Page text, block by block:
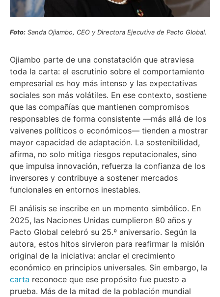
Foto: Sanda Ojiambo, CEO y Directora Ejecutiva de Pacto Global.
Ojiambo parte de una constatación que atraviesa
toda la carta: el escrutinio sobre el comportamiento
empresarial es hoy más intenso y las expectativas
sociales son más volátiles. En ese contexto, sostiene
que las compañías que mantienen compromisos
responsables de forma consistente —más allá de los
vaivenes políticos o económicos— tienden a mostrar
mayor capacidad de adaptación. La sostenibilidad,
afirma, no solo mitiga riesgos reputacionales, sino
que impulsa innovación, refuerza la confianza de los
inversores y contribuye a sostener mercados
funcionales en entornos inestables.
El análisis se inscribe en un momento simbólico. En
2025, las Naciones Unidas cumplieron 80 años y
Pacto Global celebró su 25.º aniversario. Según la
autora, estos hitos sirvieron para reafirmar la misión
original de la iniciativa: anclar el crecimiento
económico en principios universales. Sin embargo, la
carta reconoce que ese propósito fue puesto a
prueba. Más de la mitad de la población mundial